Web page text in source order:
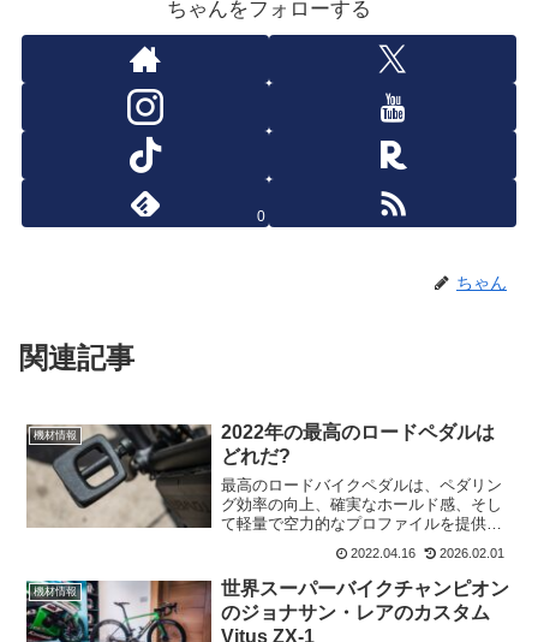
ちゃんをフォローする
0
ちゃん
関連記事
機材情報
2022年の最高のロードペダルは
どれだ?
最高のロードバイクペダルは、ペダリン
グ効率の向上、確実なホールド感、そし
て軽量で空力的なプロファイルを提供す
ることができる。本格的なロードバイク
ライダーに最適なペダルは、足をしっか
りと固定し、ペダリングの効率を最大限
に高める「クリップレス」...
2022.04.16 2026.02.01
機材情報
世界スーパーバイクチャンピオン
のジョナサン・レアのカスタム
Vitus ZX-1